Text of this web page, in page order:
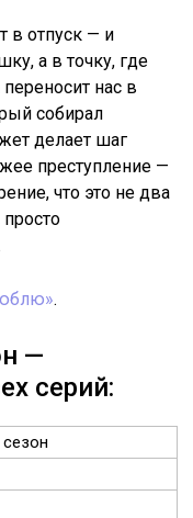
в отпуск — и
а в точку, где
нас в
собирал
делает шаг
преступление —
что это не два
.
—
серий: